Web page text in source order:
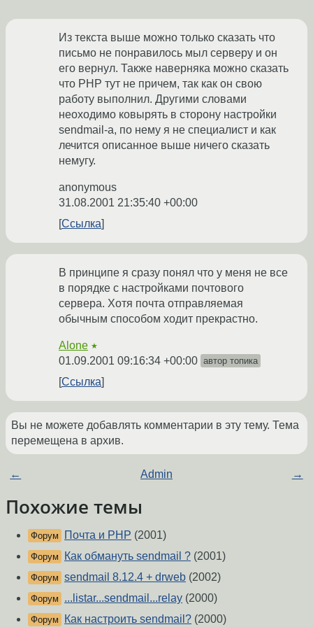
Из текста выше можно только сказать что
письмо не понравилось мыл серверу и он
его вернул. Также наверняка можно сказать
что PHP тут не причем, так как он свою
работу выполнил. Другими словами
неоходимо ковырять в сторону настройки
sendmail-а, по нему я не специалист и как
лечится описанное выше ничего сказать
немугу.
anonymous
31.08.2001 21:35:40 +00:00
Ссылка
В принципе я сразу понял что у меня не все
в порядке с настройками почтового
сервера. Хотя почта отправляемая
обычным способом ходит прекрастно.
Alone ★
01.09.2001 09:16:34 +00:00 автор топика
Ссылка
Вы не можете добавлять комментарии в эту тему. Тема
перемещена в архив.
← Admin →
Похожие темы
Форум Почта и РНР (2001)
Форум Как обмануть sendmail ? (2001)
Форум sendmail 8.12.4 + drweb (2002)
Форум ...listar...sendmail...relay (2000)
Форум Как настроить sendmail? (2000)